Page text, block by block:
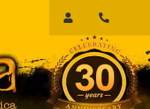
Início
Sessão